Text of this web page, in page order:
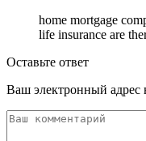
home mortgage
life insurance are
Оставьте ответ
Ваш электронный адрес